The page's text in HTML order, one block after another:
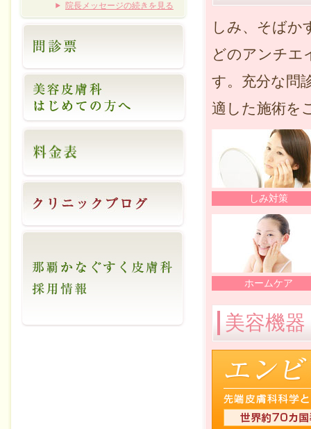
しみ、そばか
どのアンチエ
す。充分な問
適した施術を
しみ対策
ホームケア
美容機
院長メッセージの続きを見る